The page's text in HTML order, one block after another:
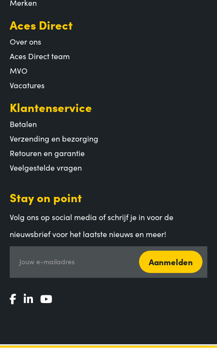
Merken
Aces Direct
Over ons
Aces Direct team
MVO
Vacatures
Klantenservice
Betalen
Verzending en bezorging
Retouren en garantie
Veelgestelde vragen
Stay on point
Volg ons op social media of schrijf je in voor de
nieuwsbrief voor het laatste nieuws en meer!
Jouw e-mailadres Aanmelden